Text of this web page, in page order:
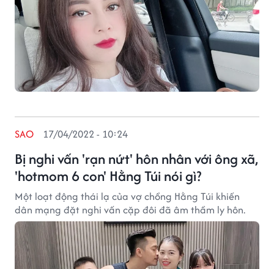
Bị nghi vấn 'rạn nứt' hôn nhân với ông xã,
'hotmom 6 con' Hằng Túi nói gì?
SAO 17/04/2022 - 10:24
Một loạt động thái lạ của vợ chồng Hằng Túi khiến
dân mạng đặt nghi vấn cặp đôi đã âm thầm ly hôn.